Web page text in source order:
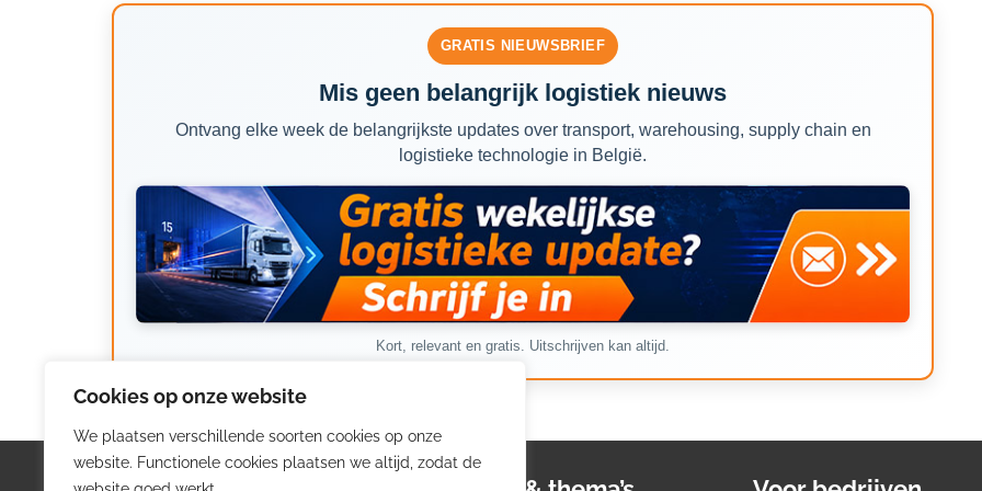
Cookies op onze website
We plaatsen verschillende soorten cookies op onze
website. Functionele cookies plaatsen we altijd, zodat de
GRATIS NIEUWSBRIEF
Mis geen belangrijk logistiek nieuws
Ontvang elke week de belangrijkste updates over transport, warehousing, supply chain en
logistieke technologie in België.
Kort, relevant en gratis. Uitschrijven kan altijd.